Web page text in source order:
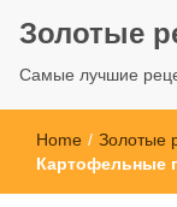
Золотые
Самые лучшие
Home / Золотые
Картофельные